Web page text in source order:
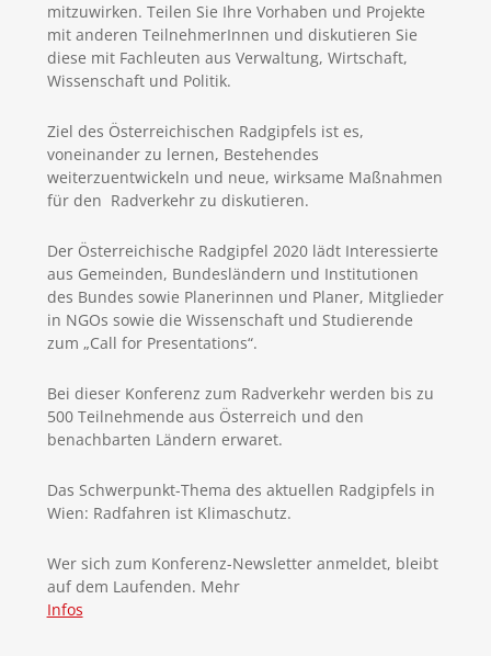
mitzuwirken. Teilen Sie Ihre Vorhaben und Projekte
mit anderen TeilnehmerInnen und diskutieren Sie
diese mit Fachleuten aus Verwaltung, Wirtschaft,
Wissenschaft und Politik.
Ziel des Österreichischen Radgipfels ist es,
voneinander zu lernen, Bestehendes
weiterzuentwickeln und neue, wirksame Maßnahmen
für den Radverkehr zu diskutieren.
Der Österreichische Radgipfel 2020 lädt Interessierte
aus Gemeinden, Bundesländern und Institutionen
des Bundes sowie Planerinnen und Planer, Mitglieder
in NGOs sowie die Wissenschaft und Studierende
zum „Call for Presentations“.
Bei dieser Konferenz zum Radverkehr werden bis zu
500 Teilnehmende aus Österreich und den
benachbarten Ländern erwaret.
Das Schwerpunkt-Thema des aktuellen Radgipfels in
Wien: Radfahren ist Klimaschutz.
Wer sich zum Konferenz-Newsletter anmeldet, bleibt
auf dem Laufenden. Mehr
Infos